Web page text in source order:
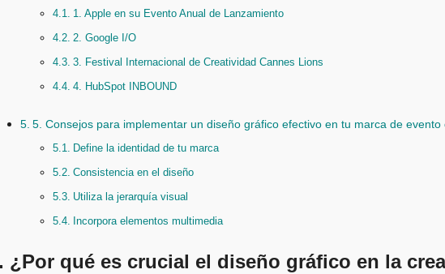
1. Apple en su Evento Anual de Lanzamiento
2. Google I/O
3. Festival Internacional de Creatividad Cannes Lions
4. HubSpot INBOUND
5. Consejos para implementar un diseño gráfico efectivo en tu marca de evento
Define la identidad de tu marca
Consistencia en el diseño
Utiliza la jerarquía visual
Incorpora elementos multimedia
¿Por qué es crucial el diseño gráfico en la